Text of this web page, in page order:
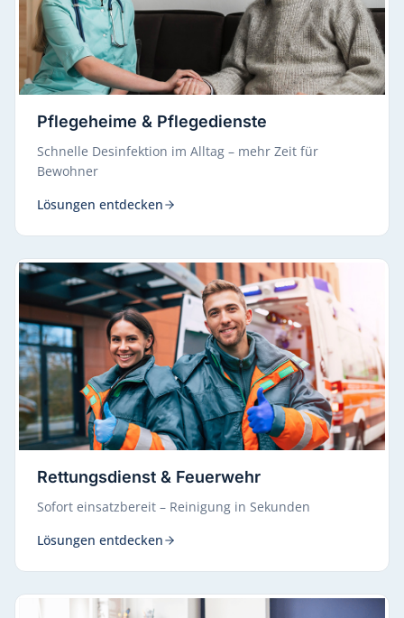
Pflegeheime & Pflegedienste
Schnelle Desinfektion im Alltag – mehr Zeit für
Bewohner
Lösungen entdecken
Rettungsdienst & Feuerwehr
Sofort einsatzbereit – Reinigung in Sekunden
Lösungen entdecken